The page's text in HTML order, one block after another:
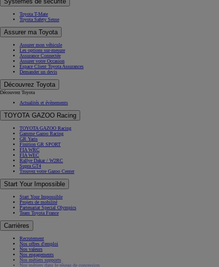
Toyota T-Mate
Toyota Safety Sense
Assurer ma Toyota
Assurer mon véhicule
Les options sur-mesure
Assurance Connectée
Assurer votre Occasion
Espace Client Toyota Assurances
Demander un devis
Découvrez Toyota
Découvrez Toyota
Actualités et évènements
TOYOTA GAZOO Racing
TOYOTA GAZOO Racing
Gamme Gazoo Racing
GR Yaris
Finition GR SPORT
FIA WRC
FIA WEC
Rallye Dakar / W2RC
Supra GT4
Trouvez votre Gazoo Center
Start Your Impossible
Start Your Impossible
Projets de mobilité
Partenariat Special Olympics
Team Toyota France
Carrières
Recrutement
Nos offres d'emploi
Nos valeurs
Nos engagements
Nos métiers supports
Nos métiers dans le réseau de concession